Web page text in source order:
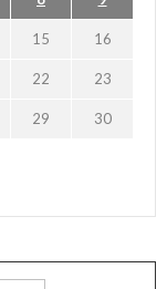
15 16
22 23
29 30